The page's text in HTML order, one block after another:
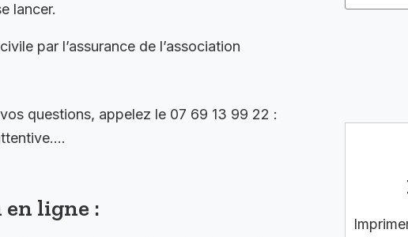
lancer.
par l’assurance de l’association
questions, appelez le 07 69 13 99 22 :
ligne :